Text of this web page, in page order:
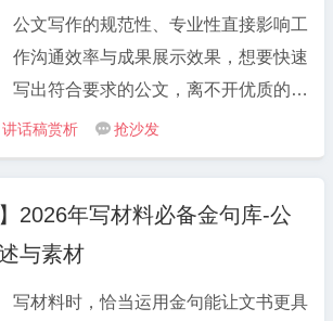
再稍作调整，就能摆脱“年年岁岁话相
似”的尴尬，既保证专业性又不空洞。
都严格遵循公文规范，数据支撑清晰、
逻辑层次分明，可直接修改使用；而公
文写作模板板块更是贴心，工作计划模
板、党建材料模板、发言稿模板等分类
后只需填充具体内容，就能快速完成初
专项整理了党课讲稿素材、纪检监察公
文素材，结合最新政策热点与工作要
公文写作的规范性、专业性直接影响工
作沟通效率与成果展示效果，想要快速
写出符合要求的公文，离不开优质的素
材积累、规范的模板参考与智能的工具
辅助。文汇稿子铺（LBTGWW.com）
料网站，整合 21 类核心公文资源，为
广大文秘人员、职场人士提供一站式公
讲话稿赏析  抢沙发
2026年写材料必备金句库-公
与素材
写材料时，恰当运用金句能让文书更具